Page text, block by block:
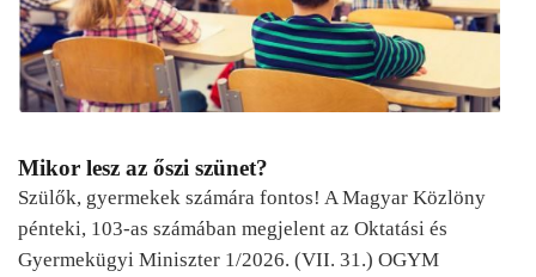
Mikor lesz az őszi szünet?
Szülők, gyermekek számára fontos! A Magyar Közlöny
pénteki, 103-as számában megjelent az Oktatási és
Gyermekügyi Miniszter 1/2026. (VII. 31.) OGYM